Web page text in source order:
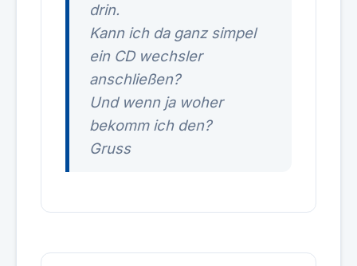
drin.
Kann ich da ganz simpel
ein CD wechsler
anschließen?
Und wenn ja woher
bekomm ich den?
Gruss